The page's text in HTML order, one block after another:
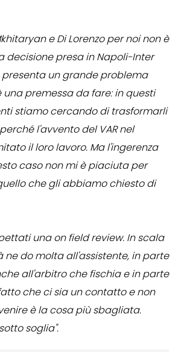
e Di Lorenzo per noi non è
decisione presa in Napoli-Inter
un grande problema
una premessa da fare: in questi
stiamo cercando di trasformarli
l'avvento del VAR nel
il loro lavoro. Ma l'ingerenza
caso non mi è piaciuta per
che gli abbiamo chiesto di
una on field review. In scala
ne do molta all'assistente, in parte
all'arbitro che fischia e in parte
che ci sia un contatto e non
è la cosa più sbagliata.
soglia".